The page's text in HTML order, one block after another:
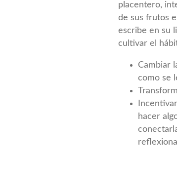
placentero,
de sus frutos
escribe en su
cultivar el
Cambiar
como se
hacer